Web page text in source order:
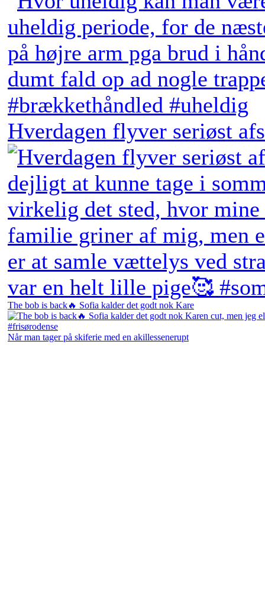
Hverdagen flyver seriøst
The bob is back🔥 Sofia kalder det godt nok Kare
Når man tager på skiferie med en akillessenerupt